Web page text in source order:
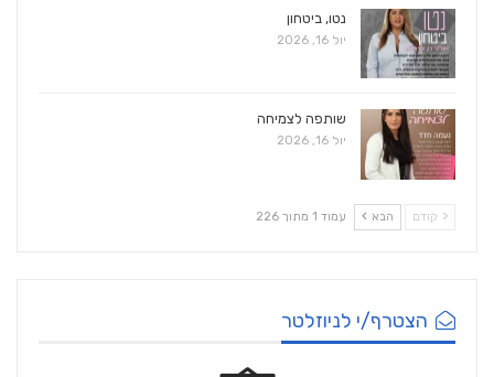
נטו, ביטחון
יול 16, 2026
שותפה לצמיחה
יול 16, 2026
קודם הבא עמוד 1 מתוך 226
הצטרף/י לניוזלטר